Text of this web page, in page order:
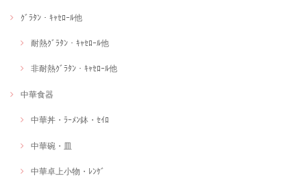
ｸﾞﾗﾀﾝ・ｷｬｾﾛｰﾙ他
耐熱ｸﾞﾗﾀﾝ・ｷｬｾﾛｰﾙ他
非耐熱ｸﾞﾗﾀﾝ・ｷｬｾﾛｰﾙ他
中華食器
中華丼・ﾗｰﾒﾝ鉢・ｾｲﾛ
中華碗・皿
中華卓上小物・ﾚﾝｹﾞ